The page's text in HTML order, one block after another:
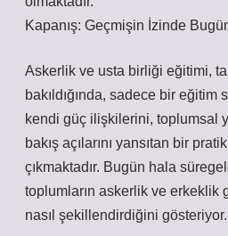
Kapanış: Geçmişin İzinde
Askerlik ve usta birliği eğitimi,
bakıldığında, sadece bir eğitim
kendi güç ilişkilerini, toplumsal
bakış açılarını yansıtan bir
çıkmaktadır. Bugün hala
toplumların askerlik ve erkeklik
nasıl şekillendirdiğini gösteriyor.